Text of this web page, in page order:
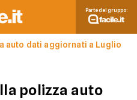
Parte del gruppo:
auto dati aggiornati a Luglio
polizza auto